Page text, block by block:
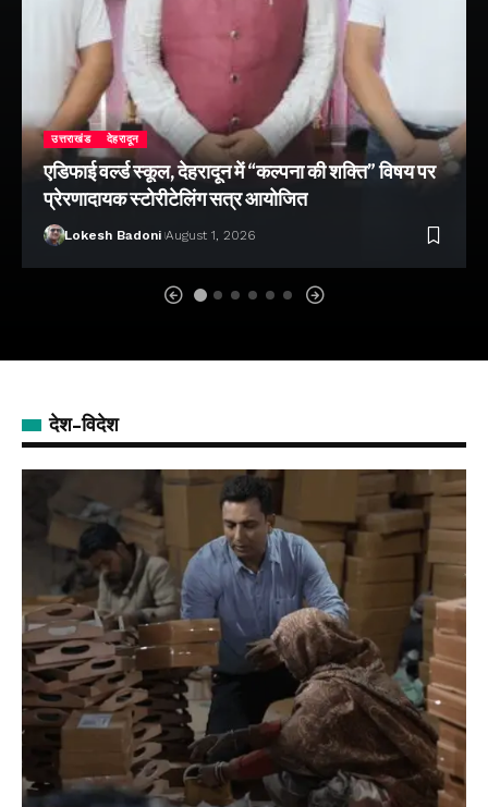
उत्तराखंड देहरादून
एडिफाई वर्ल्ड स्कूल, देहरादून में “कल्पना की शक्ति” विषय पर
प्रेरणादायक स्टोरीटेलिंग सत्र आयोजित
Lokesh Badoni August 1, 2026
देश-विदेश